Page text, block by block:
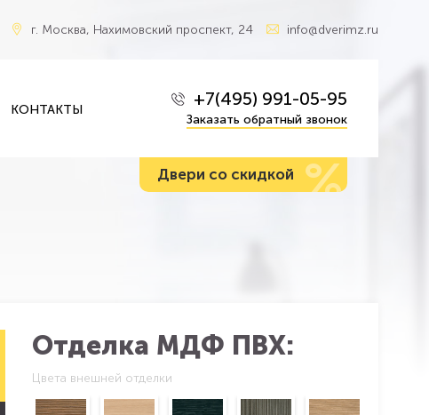
г. Москва, Нахимовский проспект, 24 info@dverimz.ru
КОНТАКТЫ +7(495) 991-05-95
Заказать обратный звонок
Двери со скидкой %
Отделка МДФ ПВХ:
Цвета внешней отделки